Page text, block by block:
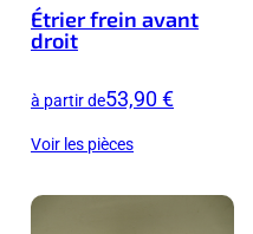
Étrier frein avant
droit
à partir de53,90 €
Voir les pièces